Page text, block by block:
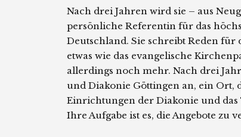
Nach drei Jahren wird sie – aus
persönliche Referentin für das
Deutschland. Sie schreibt Reden für
etwas wie das evangelische
allerdings noch mehr. Nach drei
und Diakonie Göttingen an, ein Ort,
Einrichtungen der Diakonie und
Ihre Aufgabe ist es, die Angebote zu